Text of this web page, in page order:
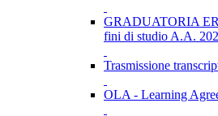
GRADUATORIA
fini di studio A.A.
Trasmissione
OLA - Learning